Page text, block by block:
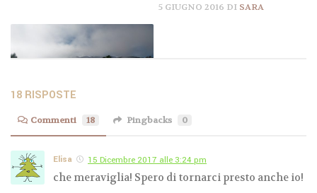
5 GIUGNO 2016 DI SARA
natura in Catalogna,
Spagna
4 NOVEMBRE 2017DISARA
18 RISPOSTE
Commenti 18 Pingbacks 0
Elisa 15 Dicembre 2017 alle 3:24 pm
che meraviglia! Spero di tornarci presto anche io!